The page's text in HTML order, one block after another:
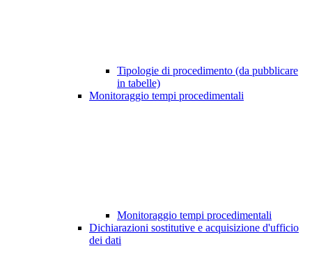
Tipologie di procedimento (da pubblicare
in tabelle)
Monitoraggio tempi procedimentali
Monitoraggio tempi procedimentali
Dichiarazioni sostitutive e acquisizione d'ufficio
dei dati